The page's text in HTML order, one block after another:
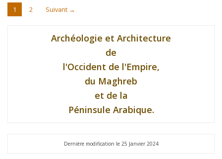
1 2 Suivant →
Archéologie et Architecture
de
l'Occident de l'Empire,
du Maghreb
et de la
Péninsule Arabique.
Dernière modification le 25 Janvier 2024